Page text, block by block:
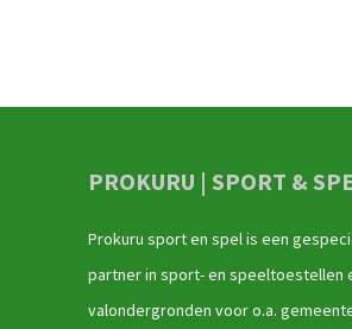
PROKURU | SPORT &
Prokuru sport en spel is een
partner in sport- en speeltoestellen
valondergronden voor o.a.